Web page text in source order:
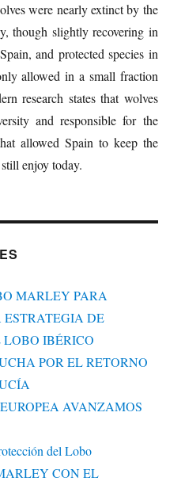
were nearly extinct by the
though slightly recovering in
and protected species in
allowed in a small fraction
research states that wolves
and responsible for the
allowed Spain to keep the
enjoy today.
MARLEY PARA
DE
LOBO IBÉRICO
POR EL RETORNO
AVANZAMOS
del Lobo
CON EL